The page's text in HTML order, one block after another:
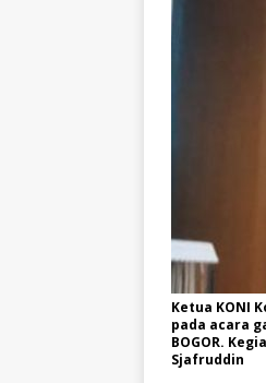
Ketua KONI
pada acara
BOGOR.
Sjafruddin